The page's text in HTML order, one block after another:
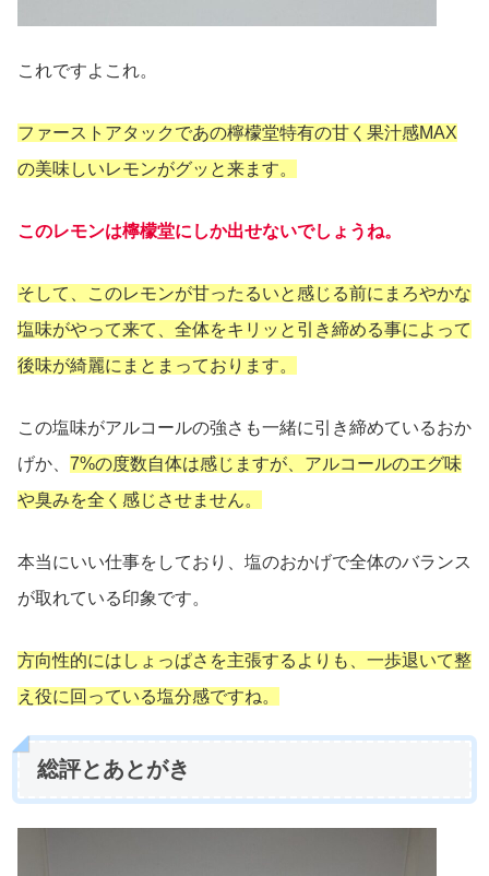
これですよこれ。
ファーストアタックであの檸檬堂特有の甘く果汁感MAX
の美味しいレモンがグッと来ます。
このレモンは檸檬堂にしか出せないでしょうね。
そして、このレモンが甘ったるいと感じる前にまろやかな
塩味がやって来て、全体をキリッと引き締める事によって
後味が綺麗にまとまっております。
この塩味がアルコールの強さも一緒に引き締めているおか
げか、 7%の度数自体は感じますが、アルコールのエグ味
や臭みを全く感じさせません。
本当にいい仕事をしており、塩のおかげで全体のバランス
が取れている印象です。
方向性的にはしょっぱさを主張するよりも、一歩退いて整
え役に回っている塩分感ですね。
総評とあとがき